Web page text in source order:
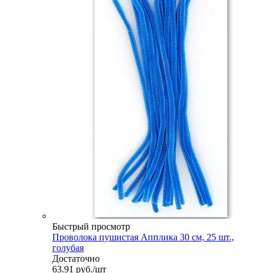
Быстрый просмотр
Проволока пушистая Апплика 30 см, 25 шт.,
голубая
Достаточно
63.91 руб./шт